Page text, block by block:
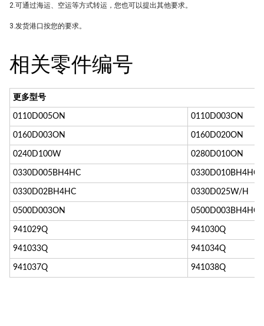
2.可通过海运、空运等方式转运，您也可以提出其他要求。
3.发货港口按您的要求。
相关零件编号
更多型号
0110D005ON 0110D003ON
0160D003ON 0160D020ON
0240D100W 0280D010ON
0330D005BH4HC 0330D010BH4HC
0330D02BH4HC 0330D025W/H
0500D003ON 0500D003BH4HC
941029Q 941030Q
941033Q 941034Q
941037Q 941038Q